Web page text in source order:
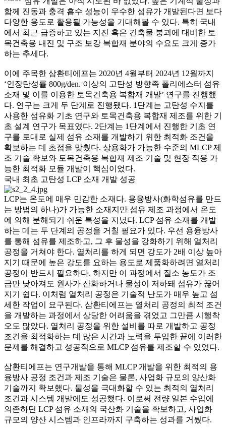
함께 진동과 충격 흡수 성능이 우수한 섬유가 개발된다면 보다
다양한 용도로 활용될 가능성을 기대해볼 수 있다. 특히 국내
에서 최근 급증하고 있는 지진 혹은 건축물 붕괴에 대비한 토
목건축용 내진 및 구조 보강 복합재 분야의 수요도 크게 증가
하는 추세다.
이에 주목한 삼환티에프는 2020년 4월부터 2024년 12월까지
‘인장탄성률 800g/den. 이상의 고탄성 방향족 폴리에스터 섬유
소재 및 이를 이용한 토목건축용 복합재 개발’ 연구를 진행했
다. 연구는 크게 두 단계로 진행됐다. 1단계는 고탄성 수지를
사용한 섬유화 기초 연구와 토목건축용 복합재 제조를 위한 기
초 설계 연구가 목표였다. 2단계는 1단계에서 진행한 기초 연
구를 토대로 실제 섬유 소재를 개발하기 위한 최적화 조건을
확보하는 데 초점을 맞췄다. 상용화가 가능한 수준의 MLCP 제
조 기술 확보와 토목건축용 복합재 제조 기술 및 현장 적용 가
능한 최적화 모듈 개발이 핵심이었다.
국내 최초 고탄성 LCP 소재 개발 성공
LCP는 온도에 매우 민감한 소재다. 용융방사(화학섬유를 만드
는 방법의 하나)가 가능한 소재지만 섬유 제조 과정에서 온도
에 의해 분해되기 쉬운 특성을 지녔다. LCP 섬유 소재를 개발
하는 데는 두 단계의 공정을 거칠 필요가 있다. 우선 용융방사
를 통해 섬유를 제조하고, 그 후 물성을 강화하기 위해 열처리
공정을 거쳐야 한다. 열처리를 하게 되면 강도가 2배 이상 높아
지기 때문에 높은 강도를 요하는 용도로 제품화하려면 열처리
공정이 반드시 필요하다. 하지만 이 과정에서 질소 농도가 조
금만 낮아져도 원사가 산화하거나 물성이 저하돼 섬유가 끊어
지기 쉽다. 이처럼 열처리 공정은 기술적 난도가 매우 높고 섬
세한 작업이 요구된다. 삼환티에프는 열처리 공정의 최적 조건
을 개발하는 과정에서 상당한 어려움을 겪었고 그만큼 시행착
오도 많았다. 열처리 공정을 위한 설비를 따로 개발하고 공정
조건을 최적화하는 데 많은 시간과 노력을 투입한 끝에 이러한
문제를 해결하고 성공적으로 MLCP 섬유를 제조할 수 있었다.
삼환티에프는 연구개발을 통해 MLCP 개발을 위한 최적의 용
융방사 공정 조건과 제조 기술은 물론, 사업화 규모의 양산화
기술까지 확보했다. 물성을 극대화할 수 있는 최적의 열처리
조건과 시스템 개발에도 성공했다. 이로써 전량 일본 수입에
의존하던 LCP 섬유 소재의 국산화 기술을 확보하고, 사업화
규모의 양산 시스템과 인프라까지 구축하는 성과를 거뒀다.